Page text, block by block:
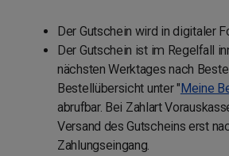
Der Gutschein wird in digitaler
Der Gutschein ist im Regelfall
nächsten Werktages nach
Bestellübersicht unter "Meine
abrufbar. Bei Zahlart
Versand des Gutscheins erst
Zahlungseingang.